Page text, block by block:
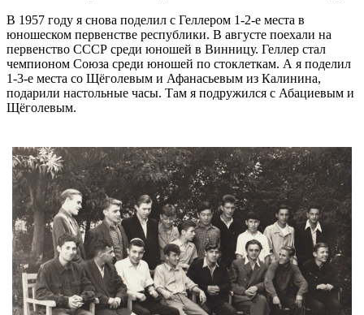
В 1957 году я снова поделил с Геллером 1-2-е места в
юношеском первенстве республики. В августе поехали на
первенство СССР среди юношей в Винницу. Геллер стал
чемпионом Союза среди юношей по стоклеткам. А я поделил
1-3-е места со Щёголевым и Афанасьевым из Калинина,
подарили настольные часы. Там я подружился с Абациевым и
Щёголевым.